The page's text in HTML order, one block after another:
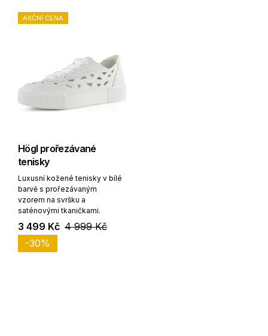
AKČNÍ CENA
Högl prořezávané
tenisky
Luxusní kožené tenisky v bílé
barvě s prořezávaným
vzorem na svršku a
saténovými tkaničkami.
3 499 Kč 4 999 Kč
-30%